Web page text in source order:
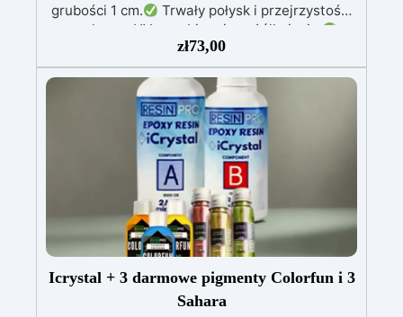
grubości 1 cm.
Trwały połysk i przejrzystość,
z ochroną UV zapobiegającą żółknięciu.
Bezpieczna, certyfikowana BPA Free, bez
rozpuszczalników i bezzapachowa,
wyprodukowana w 100% we Włoszech.
Łatwa
w użyciu (stosunek 2:1) i obróbce, o niskiej
lepkości, co zmniejsza powstawanie
pęcherzyków powietrza.
Idealna do biżuterii,
małych odlewów, dekoracji i szybkiej
prototypizacji.
zł73,00
Icrystal + 3 darmowe pigmenty Colorfun i 3
Sahara